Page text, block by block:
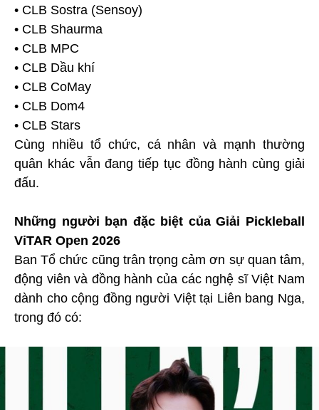
• CLB Sostra (Sensoy)
• CLB Shaurma
• CLB MPC
• CLB Dầu khí
• CLB CoMay
• CLB Dom4
• CLB Stars
Cùng nhiều tổ chức, cá nhân và mạnh thường
quân khác vẫn đang tiếp tục đồng hành cùng giải
đấu.
Những người bạn đặc biệt củaGiải Pickleball
ViTAR Open 2026
Ban Tổ chức cũng trân trọng cảm ơn sự quan tâm,
động viên và đồng hành của các nghệ sĩ Việt Nam
dành cho cộng đồng người Việt tại Liên bang Nga,
trong đó có: